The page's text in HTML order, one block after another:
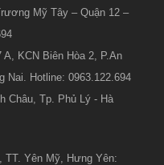
Mỹ Tây – Quận 12 –
KCN Biên Hòa 2, P.An
Nai. Hotline: 0963.122.694
Châu, Tp. Phủ Lý - Hà
TT. Yên Mỹ, Hưng Yên: